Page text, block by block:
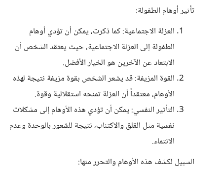
تأثير أوهام الطفولة:
العزلة الاجتماعية: كما ذكرت، يمكن أن تؤدي أوهام
الطفولة إلى العزلة الاجتماعية، حيث يعتقد الشخص أن
الابتعاد عن الآخرين هو الخيار الأفضل.
القوة المزيفة: قد يشعر الشخص بقوة مزيفة نتيجة لهذه
الأوهام، معتقداً أن العزلة تمنحه استقلالية وقوة.
التأثير النفسي: يمكن أن تؤدي هذه الأوهام إلى مشكلات
نفسية مثل القلق والاكتئاب، نتيجة للشعور بالوحدة وعدم
الانتماء.
السبيل لكشف هذه الأوهام والتحرر منها: